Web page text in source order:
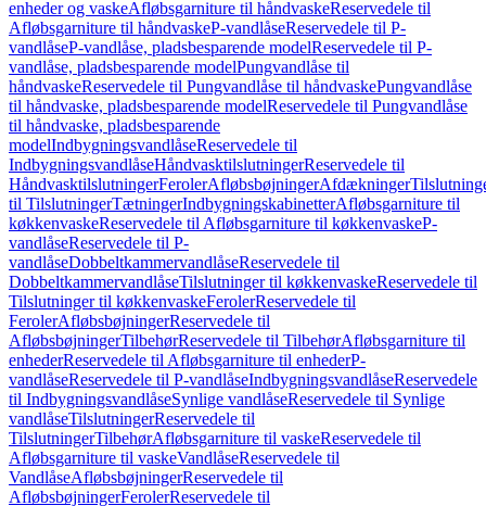
enheder og vaskeAfløbsgarniture til håndvaskeReservedele til
Afløbsgarniture til håndvaskeP-vandlåseReservedele til P-
vandlåseP-vandlåse, pladsbesparende modelReservedele til P-
vandlåse, pladsbesparende modelPungvandlåse til
håndvaskeReservedele til Pungvandlåse til håndvaskePungvandlåse
til håndvaske, pladsbesparende modelReservedele til Pungvandlåse
til håndvaske, pladsbesparende
modelIndbygningsvandlåseReservedele til
IndbygningsvandlåseHåndvasktilslutningerReservedele til
HåndvasktilslutningerFerolerAfløbsbøjningerAfdækninger
til TilslutningerTætningerIndbygningskabinetterAfløbsgarniture til
køkkenvaskeReservedele til Afløbsgarniture til køkkenvaskeP-
vandlåseReservedele til P-
vandlåseDobbeltkammervandlåseReservedele til
DobbeltkammervandlåseTilslutninger til køkkenvaskeReservedele til
Tilslutninger til køkkenvaskeFerolerReservedele til
FerolerAfløbsbøjningerReservedele til
AfløbsbøjningerTilbehørReservedele til TilbehørAfløbsgarniture til
enhederReservedele til Afløbsgarniture til enhederP-
vandlåseReservedele til P-vandlåseIndbygningsvandlåseReservedele
til IndbygningsvandlåseSynlige vandlåseReservedele til Synlige
vandlåseTilslutningerReservedele til
TilslutningerTilbehørAfløbsgarniture til vaskeReservedele til
Afløbsgarniture til vaskeVandlåseReservedele til
VandlåseAfløbsbøjningerReservedele til
AfløbsbøjningerFerolerReservedele til